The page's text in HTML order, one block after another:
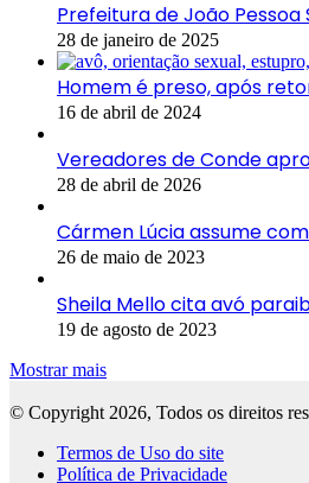
Prefeitura de João
28 de janeiro de 2025
Homem é preso, após
16 de abril de 2024
Vereadores de Conde
28 de abril de 2026
Cármen Lúcia assume
26 de maio de 2023
Sheila Mello cita avó
19 de agosto de 2023
Mostrar mais
© Copyright 2026, Todos os direitos
Termos de Uso do site
Política de Privacidade